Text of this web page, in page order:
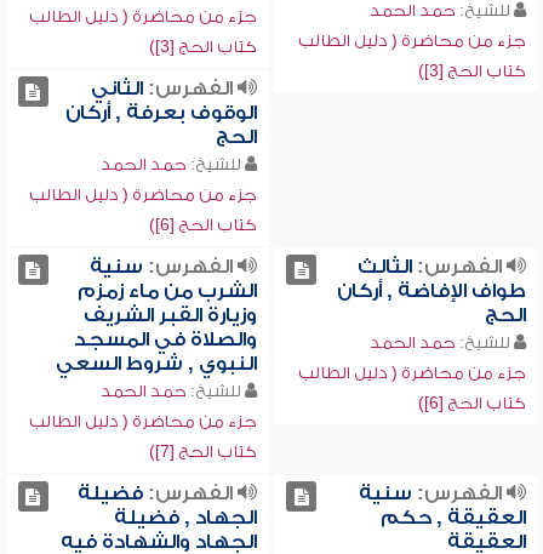
للشيخ: حمد الحمد
جزء من محاضرة ( دليل الطالب
كتاب الحج [3])
جزء من محاضرة ( دليل الطالب
كتاب الحج [3])
الفهرس:الثاني
الوقوف بعرفة , أركان
الحج
للشيخ: حمد الحمد
جزء من محاضرة ( دليل الطالب
كتاب الحج [6])
الفهرس:الثالث
طواف الإفاضة , أركان
الحج
للشيخ: حمد الحمد
جزء من محاضرة ( دليل الطالب
كتاب الحج [6])
الفهرس: سنية
الشرب من ماء زمزم
وزيارة القبر الشريف
والصلاة في المسجد
النبوي , شروط السعي
للشيخ: حمد الحمد
جزء من محاضرة ( دليل الطالب
كتاب الحج [7])
الفهرس: سنية
العقيقة , حكم
العقيقة
الفهرس:فضيلة
الجهاد , فضيلة
الجهاد والشهادة فيه